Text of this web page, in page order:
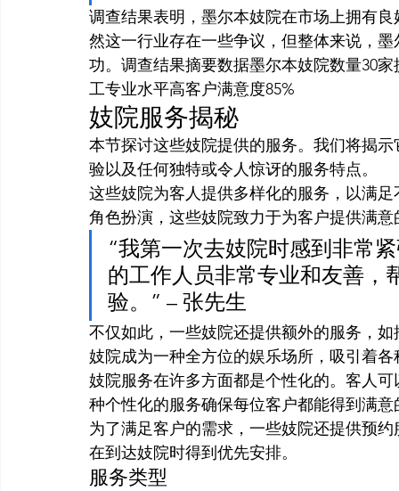
调查结果表明，墨尔本妓院在市场上拥有
然这一行业存在一些争议，但整体来说，
功。调查结果摘要数据墨尔本妓院数量30
工专业水平高客户满意度85%
妓院服务揭秘
本节探讨这些妓院提供的服务。我们将揭
验以及任何独特或令人惊讶的服务特点。
这些妓院为客人提供多样化的服务，以满
角色扮演，这些妓院致力于为客户提供满意
“我第一次去妓院时感到非常
的工作人员非常专业和友善，
验。” – 张先生
不仅如此，一些妓院还提供额外的服务，
妓院成为一种全方位的娱乐场所，吸引着
妓院服务在许多方面都是个性化的。客人
种个性化的服务确保每位客户都能得到满意
为了满足客户的需求，一些妓院还提供预
在到达妓院时得到优先安排。
服务类型